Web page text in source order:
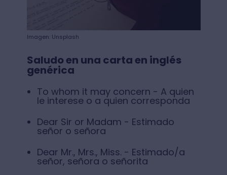
Imagen: Unsplash
Saludo en una carta en inglés
genérica
To whom it may concern - A quien
le interese o a quien corresponda
Dear Sir or Madam - Estimado
señor o señora
Dear Mr., Mrs., Miss. - Estimado/a
señor, señora o señorita